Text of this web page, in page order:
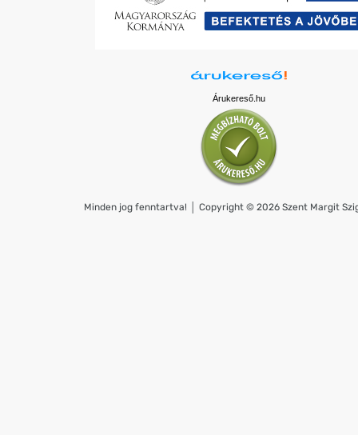
Árukereső.hu
Minden jog fenntartva! │ Copyright © 2026 Szent Margit